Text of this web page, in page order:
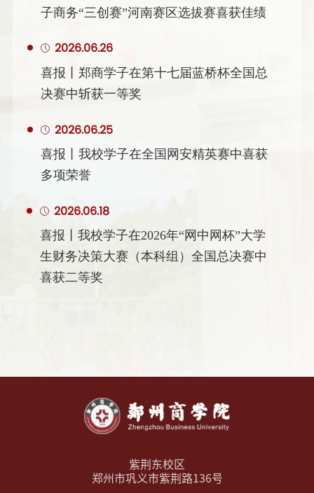
子商务“三创赛”河南赛区选拔赛喜获佳绩
2026.06.26
喜报丨郑商学子在第十七届蓝桥杯全国总
决赛中斩获一等奖
2026.06.25
喜报丨我校学子在全国网安精英赛中喜获
多项荣誉
2026.06.18
喜报丨我校学子在2026年“网中网杯”大学
生财务决策大赛（本科组）全国总决赛中
喜获二等奖
紫荆东校区
郑州市巩义市紫荆路136号